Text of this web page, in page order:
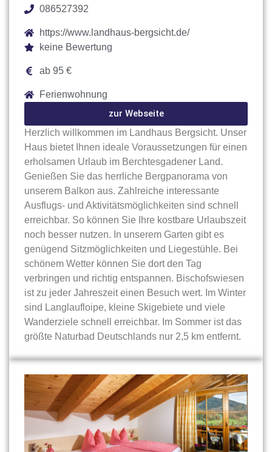
086527392
https://www.landhaus-bergsicht.de/
keine Bewertung
ab 95 €
Ferienwohnung
zur Webseite
Herzlich willkommen im Landhaus Bergsicht. Unser
Haus bietet Ihnen ideale Voraussetzungen für einen
erholsamen Urlaub im Berchtesgadener Land.
Genießen Sie das herrliche Bergpanorama von
unserem Balkon aus. Zahlreiche interessante
Ausflugs- und Aktivitätsmöglichkeiten sind schnell
erreichbar. So können Sie Ihre kostbare Urlaubszeit
noch besser nutzen. In unserem Garten gibt es
genügend Sitzmöglichkeiten und Liegestühle. Bei
schönem Wetter können Sie dort den Tag
verbringen und richtig entspannen. Bischofswiesen
ist zu jeder Jahreszeit einen Besuch wert. Im Winter
sind Langlaufloipe, kleine Skigebiete und viele
Wanderziele schnell erreichbar. Im Sommer ist das
größte Naturbad Deutschlands nur 2,5 km entfernt.